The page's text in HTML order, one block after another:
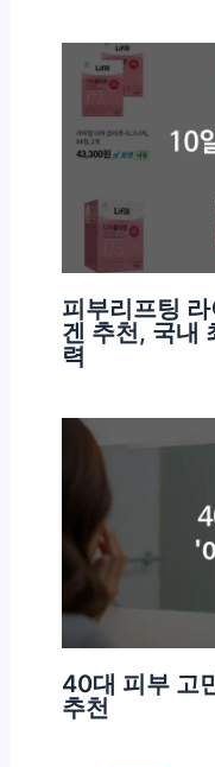
피부리프팅
겐 추천, 국내
력
40대 피부 고
추천